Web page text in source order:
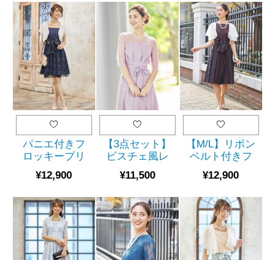
パニエ付きフ
ロッキープリ
（SET0872）
¥12,900
【3点セット】
ビスチェ風レ
レ丈ドレス
（SET2022）
¥11,500
【M/L】リボン
ベルト付きフ
レス
¥12,900